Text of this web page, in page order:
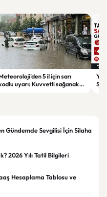
5 il için sarı
uyarı: Kuvvetli sağanak
Gündemde Sevgilisi İçin Silaha
2026 Yılı Tatil Bilgileri
Hesaplama Tablosu ve